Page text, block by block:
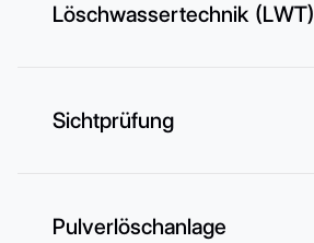
Löschwassertechnik (LWT)
Sichtprüfung
Pulverlöschanlage